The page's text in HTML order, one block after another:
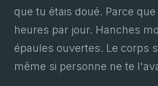
que tu étais doué. Parce
heures par jour. Hanches
épaules ouvertes. Le corps
même si personne ne te